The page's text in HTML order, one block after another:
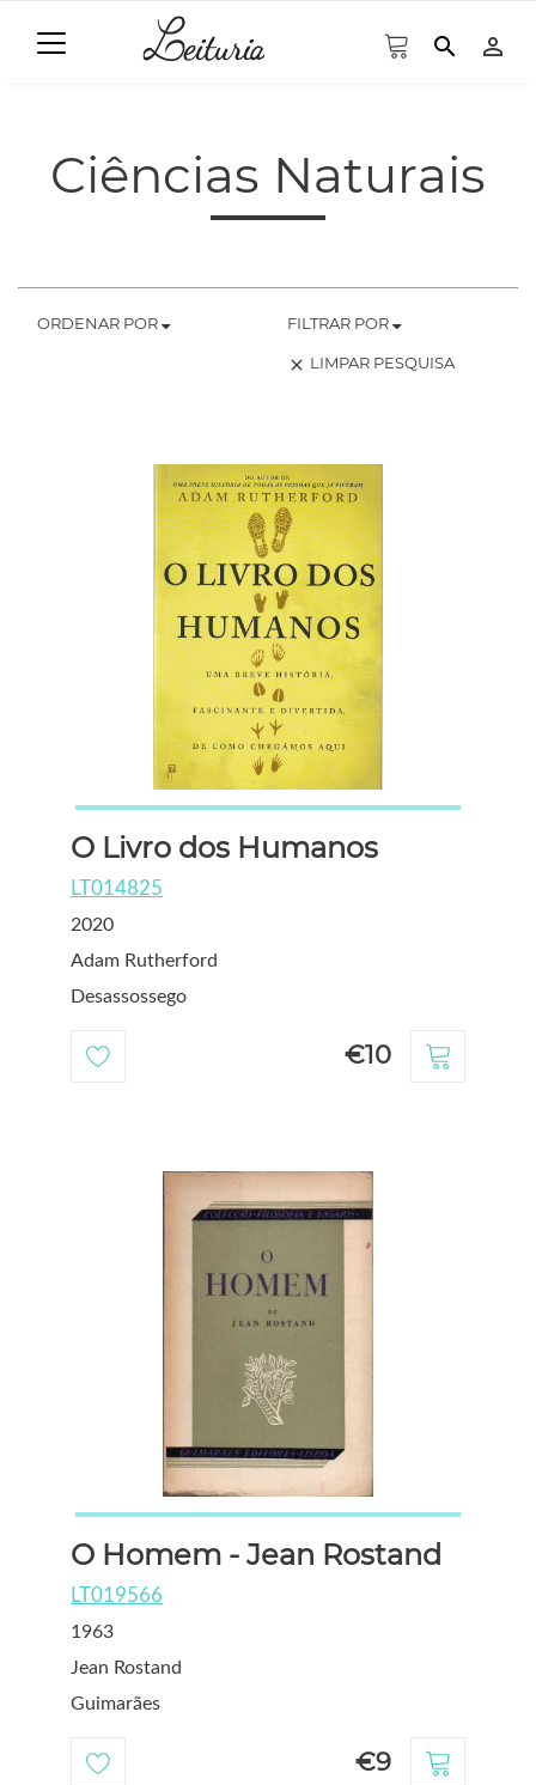
search person_outline
Ciências Naturais
ORDENAR POR FILTRAR POR
clear LIMPAR PESQUISA
O Livro dos Humanos
LT014825
2020
Adam Rutherford
Desassossego
€10
O Homem - Jean Rostand
LT019566
1963
Jean Rostand
Guimarães
€9